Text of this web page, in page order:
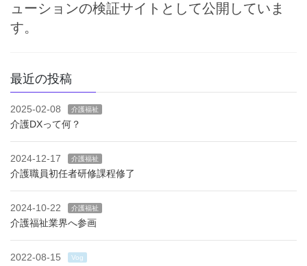
ューションの検証サイトとして公開していま
す。
最近の投稿
2025-02-08 介護福祉
介護DXって何？
2024-12-17 介護福祉
介護職員初任者研修課程修了
2024-10-22 介護福祉
介護福祉業界へ参画
2022-08-15 Vog